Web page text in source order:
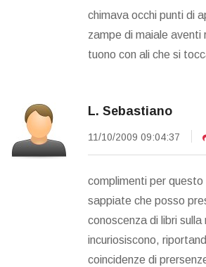
chimava occhi punti di
zampe di maiale aventi
tuono con ali che si
L. Sebastiano
11/10/2009 09:04:37
complimenti per
sappiate che posso
conoscenza di libri sulla
incuriosiscono,
coincidenze di